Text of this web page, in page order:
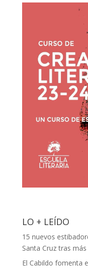
LO + LEÍDO
15 nuevos
Santa Cruz tras
El Cabildo fomenta